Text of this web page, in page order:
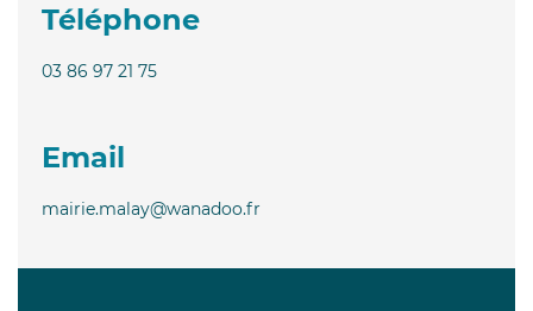
Téléphone
03 86 97 21 75
Email
mairie.malay@wanadoo.fr